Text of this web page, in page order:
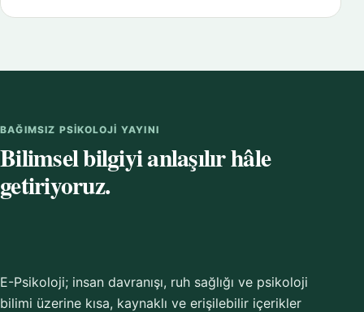
BAĞIMSIZ PSIKOLOJI YAYINI
Bilimsel bilgiyi anlaşılır hâle
getiriyoruz.
E-Psikoloji; insan davranışı, ruh sağlığı ve psikoloji
bilimi üzerine kısa, kaynaklı ve erişilebilir içerikler